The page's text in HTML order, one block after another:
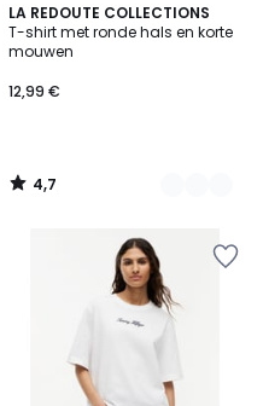
LA REDOUTE COLLECTIONS
T-shirt met ronde hals en korte
mouwen
12,99 €
4,7
/ 5
2
Kleuren
4,7
/